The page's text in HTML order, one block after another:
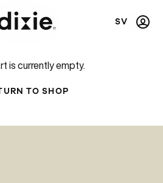
SV
Mitt
is currently empty.
TO SHOP